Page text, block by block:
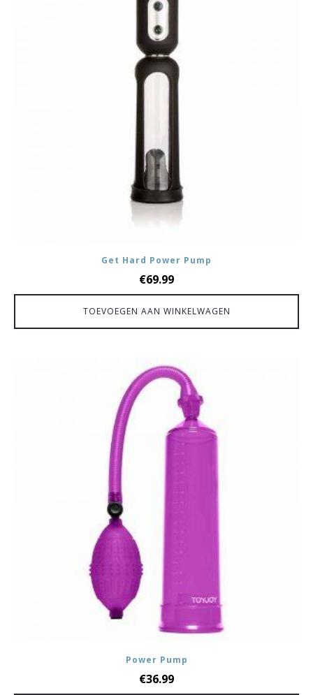
Get Hard Power Pump
€69.99
TOEVOEGEN AAN WINKELWAGEN
Power Pump
€36.99